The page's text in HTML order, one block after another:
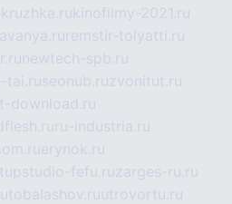
kinofilmy-2021.ru
remstir-tolyatti.ru
newtech-spb.ru
tai.ruseonub.ruzvonitut.ru
download.ru
ru-industria.ru
erynok.ru
fefu.ruzarges-ru.ru
utrovortu.ru